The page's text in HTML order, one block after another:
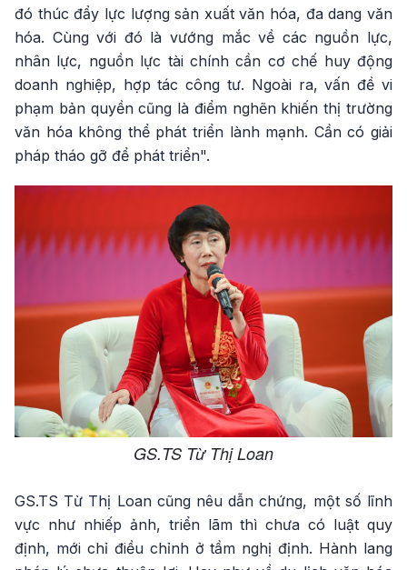
đó thúc đẩy lực lượng sản xuất văn hóa, đa dang văn
hóa. Cùng với đó là vướng mắc về các nguồn lực,
nhân lực, nguồn lực tài chính cần cơ chế huy động
doanh nghiệp, hợp tác công tư. Ngoài ra, vấn đề vi
phạm bản quyền cũng là điểm nghẽn khiến thị trường
văn hóa không thể phát triển lành mạnh. Cần có giải
pháp tháo gỡ để phát triển".
GS.TS Từ Thị Loan
GS.TS Từ Thị Loan cũng nêu dẫn chứng, một số lĩnh
vực như nhiếp ảnh, triển lãm thì chưa có luật quy
định, mới chỉ điều chỉnh ở tầm nghị định. Hành lang